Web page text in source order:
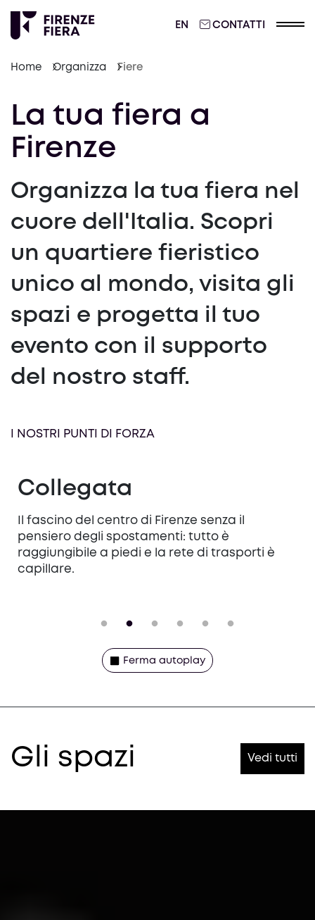
EN ENGLISHCONTATTI
Home Organizza Fiere
La tua fiera a
Firenze
Organizza la tua fiera nel
cuore dell'Italia. Scopri
un quartiere fieristico
unico al mondo, visita gli
spazi e progetta il tuo
evento con il supporto
del nostro staff.
I NOSTRI PUNTI DI FORZA
Collegata
Il fascino del centro di Firenze senza il
pensiero degli spostamenti: tutto è
raggiungibile a piedi e la rete di trasporti è
capillare.
Ferma autoplay
Gli spazi Vedi tutti